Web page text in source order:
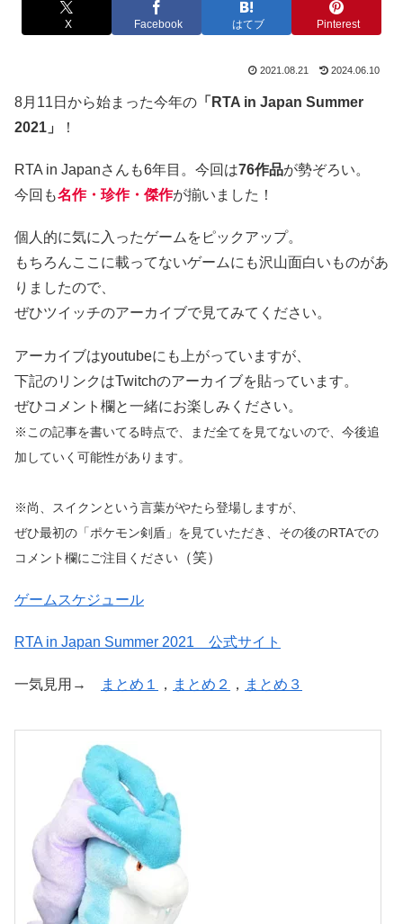
X Facebook はてブ Pinterest
2021.08.21 2024.06.10
8月11日から始まった今年の 「RTA in Japan Summer
2021」
！
RTA in Japanさんも6年目。今回は76作品が勢ぞろい。
今回も名作・珍作・傑作が揃いました！
個人的に気に入ったゲームをピックアップ。
もちろんここに載ってないゲームにも沢山面白いものがあ
りましたので、
ぜひツイッチのアーカイブで見てみてください。
アーカイブはyoutubeにも上がっていますが、
下記のリンクはTwitchのアーカイブを貼っています。
ぜひコメント欄と一緒にお楽しみください。
※この記事を書いてる時点で、まだ全てを見てないので、今後追
加していく可能性があります。
※尚、スイクンという言葉がやたら登場しますが、
ぜひ最初の「ポケモン剣盾」を見ていただき、その後のRTAでの
コメント欄にご注目ください （笑）
ゲームスケジュール
RTA in Japan Summer 2021 公式サイト
一気見用→ まとめ１ ， まとめ２ ， まとめ３